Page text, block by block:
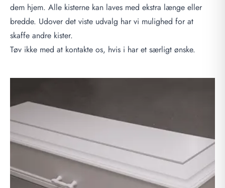
dem hjem. Alle kisterne kan laves med ekstra længe eller
bredde. Udover det viste udvalg har vi mulighed for at
skaffe andre kister.
Tøv ikke med at kontakte os, hvis i har et særligt ønske.